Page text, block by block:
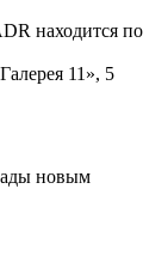
находится по
11», 5
новым